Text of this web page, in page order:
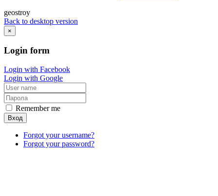
geostroy
Back to desktop version
×
Login form
Login with Facebook
Login with Google
Remember me
Вход
Forgot your username?
Forgot your password?